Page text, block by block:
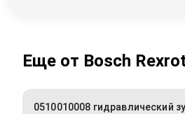
Еще от Bosch
0510010008 гидравлический